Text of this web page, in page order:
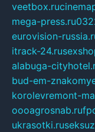
veetbox.ru
mega-press.ru
eurovision-
itrack-24.ru
alabuga-
bud-em-
korolevremont-
oooagrosnab.ru
ukrasotki.ru